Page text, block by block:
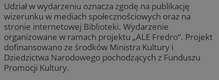
Udział w wydarzeniu oznacza zgodę na publikację
wizerunku w mediach społecznościowych oraz na
stronie internetowej Biblioteki. Wydarzenie
organizowane w ramach projektu „ALE Fredro”. Projekt
dofinansowano ze środków Ministra Kultury i
Dziedzictwa Narodowego pochodzących z Funduszu
Promocji Kultury.